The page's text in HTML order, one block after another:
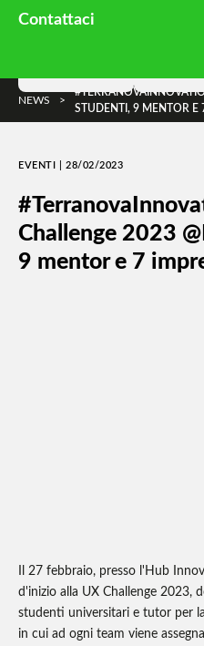
Ambiente.it è una divisione
e parte diDNA Ambiente
Contattaci
NEWS >
STUDENTI, 9 MENTOR E
EVENTI | 28/02/2023
Challenge 2023
9 mentor e 7
Il 27 febbraio, presso l'Hub
d'inizio alla UX Challenge 2023,
studenti universitari e tutor per la
in cui ad ogni team viene